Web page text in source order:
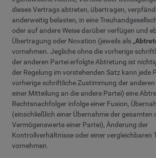
dieses Vertrags abtreten, übertragen,
anderweitig belasten, in eine
oder auf andere Weise darüber verfügen und
Übertragung oder Novation (jeweils als „
vornehmen. Jegliche ohne die vorherige
der anderen Partei erfolgte Abtretung ist
der Regelung im vorstehenden Satz kann jede
vorherige schriftliche Zustimmung der
einer Mitteilung an die andere Partei) eine
Rechtsnachfolger infolge einer Fusion,
(einschließlich einer Übernahme der gesamten
Vermögenswerte einer Partei), Änderung der
Kontrollverhältnisse oder einer vergleichbaren
vornehmen.